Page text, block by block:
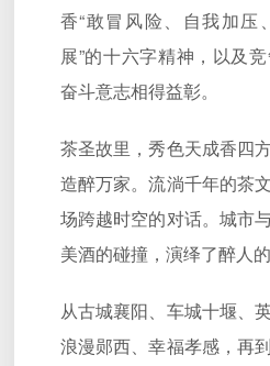
香“敢冒风险、自我加压
展”的十六字精神，以及
奋斗意志相得益彰。
茶圣故里，秀色天成香四
造醉万家。流淌千年的茶
场跨越时空的对话。城市
美酒的碰撞，演绎了醉人的
从古城襄阳、车城十堰、
浪漫郧西、幸福孝感，再